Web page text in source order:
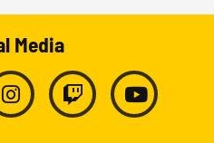
Media